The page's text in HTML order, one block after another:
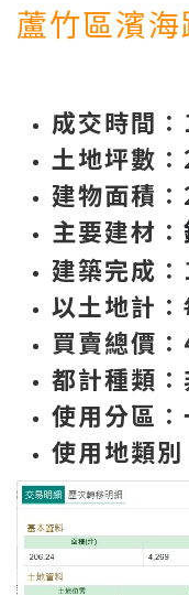
蘆竹區濱
成交時間
土地坪數
建物面積
主要建材 ∶
建築完成
以土地計 ∶
買賣總價
都計種類 ∶
使用分區 ∶
使用地類別